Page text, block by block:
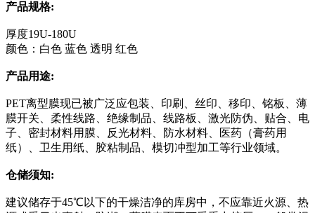
产品规格:
厚度19U-180U
颜色：白色 蓝色 透明 红色
产品用途:
PET离型膜现已被广泛应包装、印刷、丝印、移印、铭板、薄
膜开关、柔性线路、绝缘制品、线路板、激光防伪、贴合、电
子、密封材料用膜、反光材料、防水材料、医药（膏药用
纸）、卫生用纸、胶粘制品、模切冲型加工等行业领域。
仓储须知:
建议储存于45℃以下的干燥洁净的库房中，不应靠近火源、热